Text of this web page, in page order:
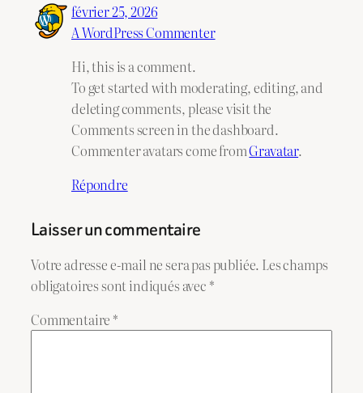
février 25, 2026
A WordPress Commenter
Hi, this is a comment.
To get started with moderating, editing, and
deleting comments, please visit the
Comments screen in the dashboard.
Commenter avatars come fromGravatar.
Répondre
Laisser un commentaire
Votre adresse e-mail ne sera pas publiée. Les champs
obligatoires sont indiqués avec *
Commentaire *